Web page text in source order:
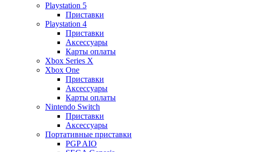
Playstation 5
Приставки
Playstation 4
Приставки
Аксессуары
Карты оплаты
Xbox Series X
Xbox One
Приставки
Аксессуары
Карты оплаты
Nintendo Switch
Приставки
Аксессуары
Портативные приставки
PGP AIO